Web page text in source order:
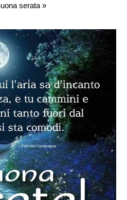
serata »